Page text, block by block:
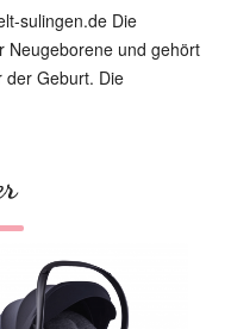
sulingen.de Die
Neugeborene und gehört
der Geburt. Die